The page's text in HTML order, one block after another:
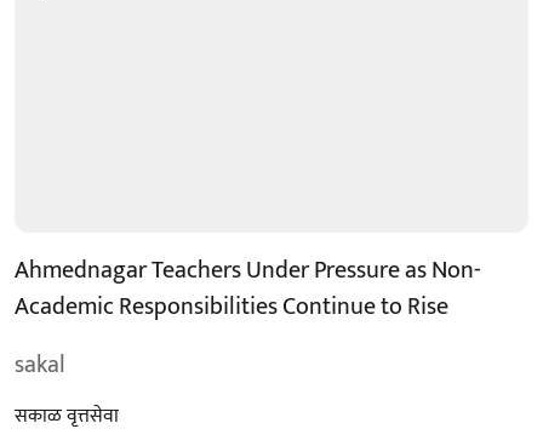
Ahmednagar Teachers Under Pressure as Non-
Academic Responsibilities Continue to Rise
sakal
सकाळ वृत्तसेवा